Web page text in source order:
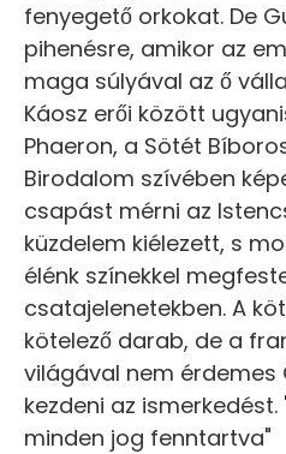
fenyegető orkokat. De
pihenésre, amikor az
maga súlyával az ő
Káosz erői között
Phaeron, a Sötét
Birodalom szívében
csapást mérni az
küzdelem kiélezett, s
élénk színekkel
csatajelenetekben. A
kötelező darab, de a
világával nem érdemes
kezdeni az ismerkedést.
minden jog fenntartva"